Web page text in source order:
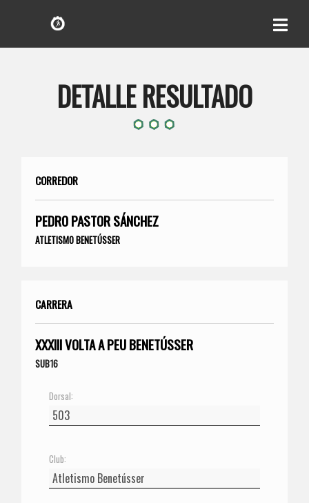
DETALLE RESULTADO
CORREDOR
PEDRO PASTOR SÁNCHEZ
ATLETISMO BENETÚSSER
CARRERA
XXXIII VOLTA A PEU BENETÚSSER
SUB16
Dorsal:
Club: